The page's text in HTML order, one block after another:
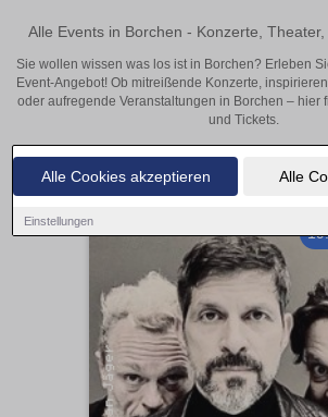
Alle Cookies akzeptieren Alle
Einstellungen
Alle Events in Borchen - Konzerte,
Sie wollen wissen was los ist in Borchen? Erleben
Event-Angebot! Ob mitreißende Konzerte,
oder aufregende Veranstaltungen in Borchen – hier
und Tickets.